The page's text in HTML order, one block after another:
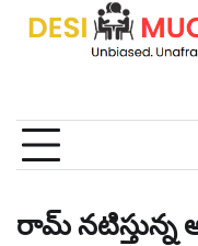
Skip
రామ్ నటిస్తున్న